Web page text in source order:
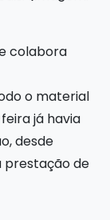
colabora
o material
já havia
desde
prestação de